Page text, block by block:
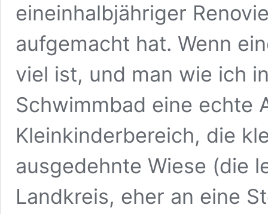
eineinhalbjähriger
aufgemacht hat. Wenn
viel ist, und man wie ich
Schwimmbad eine echte
Kleinkinderbereich, die
ausgedehnte Wiese (die
Landkreis, eher an eine